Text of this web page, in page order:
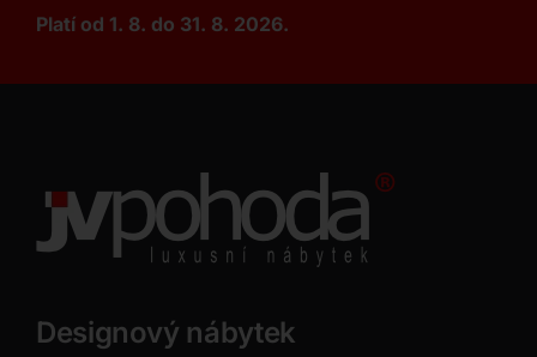
Platí od 1. 8. do 31. 8. 2026.
Designový nábytek